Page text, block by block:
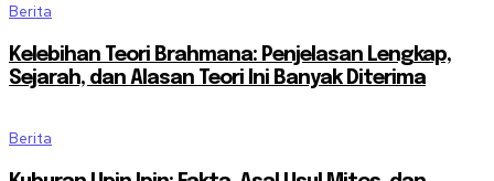
Berita
Kelebihan Teori Brahmana: Penjelasan Lengkap,
Sejarah, dan Alasan Teori Ini Banyak Diterima
Berita